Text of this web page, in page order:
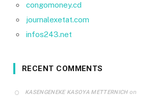
congomoney.cd
journalexetat.com
infos243.net
RECENT COMMENTS
KASENGENEKE KASOYA METTERNICHon